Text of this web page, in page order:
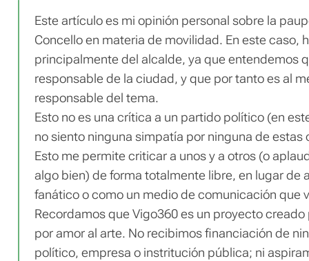
Este artículo es mi opinión personal sobre la
Concello en materia de movilidad. En este caso,
principalmente del alcalde, ya que entendemos
responsable de la ciudad, y que por tanto es al
responsable del tema.
Esto no es una crítica a un partido político (en
no siento ninguna simpatía por ninguna de estas
Esto me permite criticar a unos y a otros (o
algo bien) de forma totalmente libre, en lugar de
fanático o como un medio de comunicación que
Recordamos que Vigo360 es un proyecto
por amor al arte. No recibimos financiación de
político, empresa o instritución pública; ni